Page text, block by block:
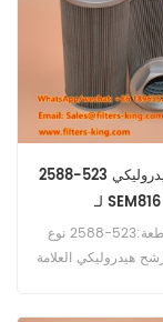
مرشح هيدروليكي 523-2588
لـ SEM816
رقم القطعة:523-2588 نوع
هيدروليكي العلامة